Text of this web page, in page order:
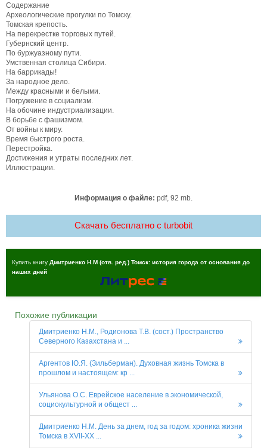
Содержание
Археологические прогулки по Томску.
Томская крепость.
На перекрестке торговых путей.
Губернский центр.
По буржуазному пути.
Умственная столица Сибири.
На баррикады!
За народное дело.
Между красными и белыми.
Погружение в социализм.
На обочине индустриализации.
В борьбе с фашизмом.
От войны к миру.
Время быстрого роста.
Перестройка.
Достижения и утраты последних лет.
Иллюстрации.
Информация о файле: pdf, 92 mb.
Скачать бесплатно c turbobit
Купить книгу Дмитриенко Н.М (отв. ред.) Томск: история города от основания до
наших дней
Похожие публикации
Дмитриенко Н.М., Родионова Т.В. (сост.) Пространство
Северного Казахстана и ...
Аргентов Ю.Я. (Зильберман). Духовная жизнь Томска в
прошлом и настоящем: кр ...
Ульянова О.С. Еврейское население в экономической,
социокультурной и общест ...
Дмитриенко Н.М. День за днем, год за годом: хроника жизни
Томска в XVII-XX ...